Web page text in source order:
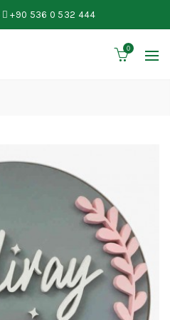
+90 536 0 532 444
0